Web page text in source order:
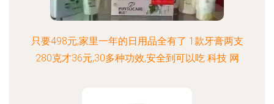
只要498元,家里一年的日用品全有了 1款牙膏两支
280克才36元,30多种功效,安全到可以吃 科技 网